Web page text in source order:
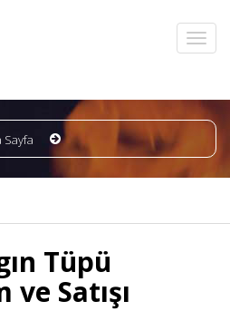
Sayfa
Tüpü
ve Satışı